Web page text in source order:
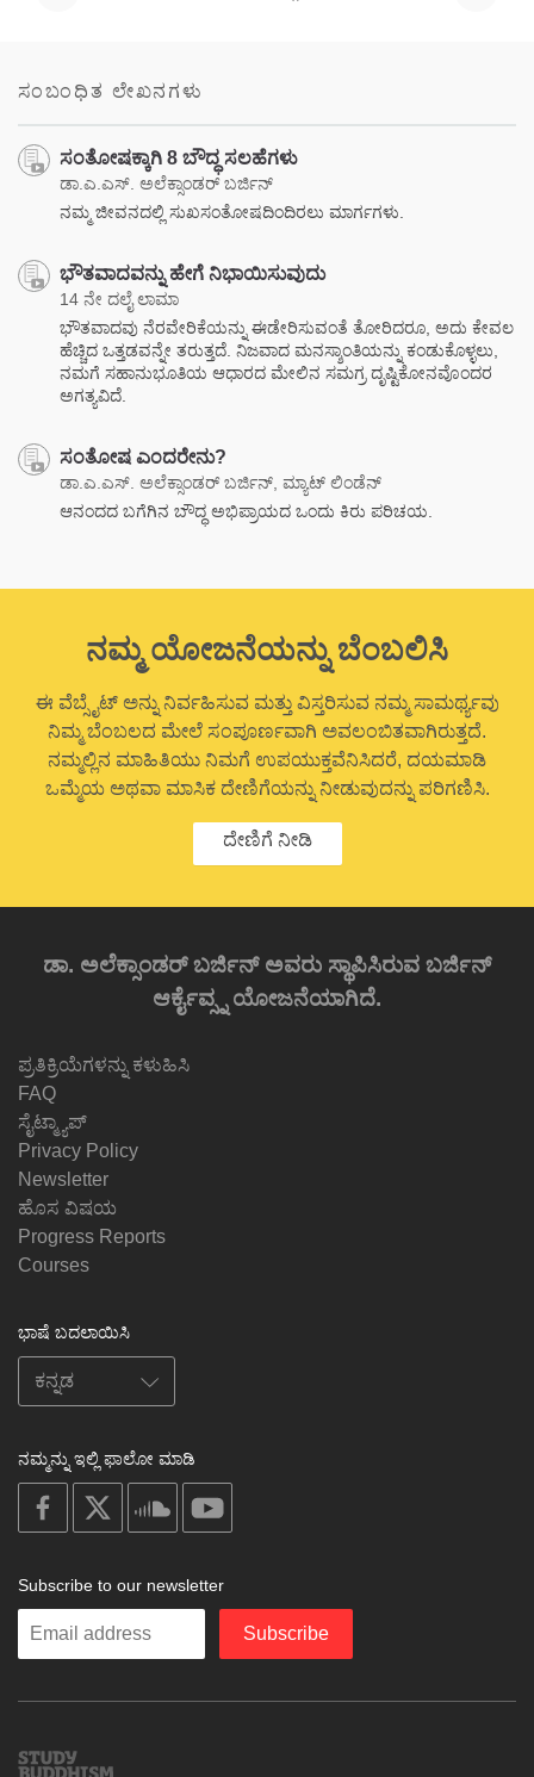
ಸಂಬಂಧಿತ ಲೇಖನಗಳು
ಸಂತೋಷಕ್ಕಾಗಿ 8 ಬೌದ್ಧ ಸಲಹೆಗಳು
ಡಾ.ಎ.ಎಸ್. ಅಲೆಕ್ಸಾಂಡರ್ ಬರ್ಜಿನ್
ನಮ್ಮ ಜೀವನದಲ್ಲಿ ಸುಖಸಂತೋಷದಿಂದಿರಲು ಮಾರ್ಗಗಳು.
ಭೌತವಾದವನ್ನು ಹೇಗೆ ನಿಭಾಯಿಸುವುದು
14 ನೇ ದಲೈ ಲಾಮಾ
ಭೌತವಾದವು ನೆರವೇರಿಕೆಯನ್ನು ಈಡೇರಿಸುವಂತೆ ತೋರಿದರೂ, ಅದು ಕೇವಲ
ಹೆಚ್ಚಿದ ಒತ್ತಡವನ್ನೇ ತರುತ್ತದೆ. ನಿಜವಾದ ಮನಸ್ಶಾಂತಿಯನ್ನು ಕಂಡುಕೊಳ್ಳಲು,
ನಮಗೆ ಸಹಾನುಭೂತಿಯ ಆಧಾರದ ಮೇಲಿನ ಸಮಗ್ರ ದೃಷ್ಟಿಕೋನವೊಂದರ
ಅಗತ್ಯವಿದೆ.
ಸಂತೋಷ ಎಂದರೇನು?
ಡಾ.ಎ.ಎಸ್. ಅಲೆಕ್ಸಾಂಡರ್ ಬರ್ಜಿನ್, ಮ್ಯಾಟ್ ಲಿಂಡೆನ್
ಆನಂದದ ಬಗೆಗಿನ ಬೌದ್ಧ ಅಭಿಪ್ರಾಯದ ಒಂದು ಕಿರು ಪರಿಚಯ.
ನಮ್ಮ ಯೋಜನೆಯನ್ನು ಬೆಂಬಲಿಸಿ
ಈ ವೆಬ್ಸೈಟ್ ಅನ್ನು ನಿರ್ವಹಿಸುವ ಮತ್ತು ವಿಸ್ತರಿಸುವ ನಮ್ಮ ಸಾಮರ್ಥ್ಯವು
ನಿಮ್ಮ ಬೆಂಬಲದ ಮೇಲೆ ಸಂಪೂರ್ಣವಾಗಿ ಅವಲಂಬಿತವಾಗಿರುತ್ತದೆ.
ನಮ್ಮಲ್ಲಿನ ಮಾಹಿತಿಯು ನಿಮಗೆ ಉಪಯುಕ್ತವೆನಿಸಿದರೆ, ದಯಮಾಡಿ
ಒಮ್ಮೆಯ ಅಥವಾ ಮಾಸಿಕ ದೇಣಿಗೆಯನ್ನು ನೀಡುವುದನ್ನು ಪರಿಗಣಿಸಿ.
ದೇಣಿಗೆ ನೀಡಿ
ಡಾ. ಅಲೆಕ್ಸಾಂಡರ್ ಬರ್ಜಿನ್ ಅವರು ಸ್ಥಾಪಿಸಿರುವ ಬರ್ಜಿನ್
ಆರ್ಕೈವ್ಸ್ನ ಯೋಜನೆಯಾಗಿದೆ.
ಪ್ರತಿಕ್ರಿಯೆಗಳನ್ನು ಕಳುಹಿಸಿ
FAQ
ಸೈಟ್ಮ್ಯಾಪ್
Privacy Policy
Newsletter
ಹೊಸ ವಿಷಯ
Progress Reports
Courses
ಭಾಷೆ ಬದಲಾಯಿಸಿ
ನಮ್ಮನ್ನು ಇಲ್ಲಿ ಫಾಲೋ ಮಾಡಿ
on
facebook
soundcloud
Subscribe to our newsletter
Enter
Subscribe
Study